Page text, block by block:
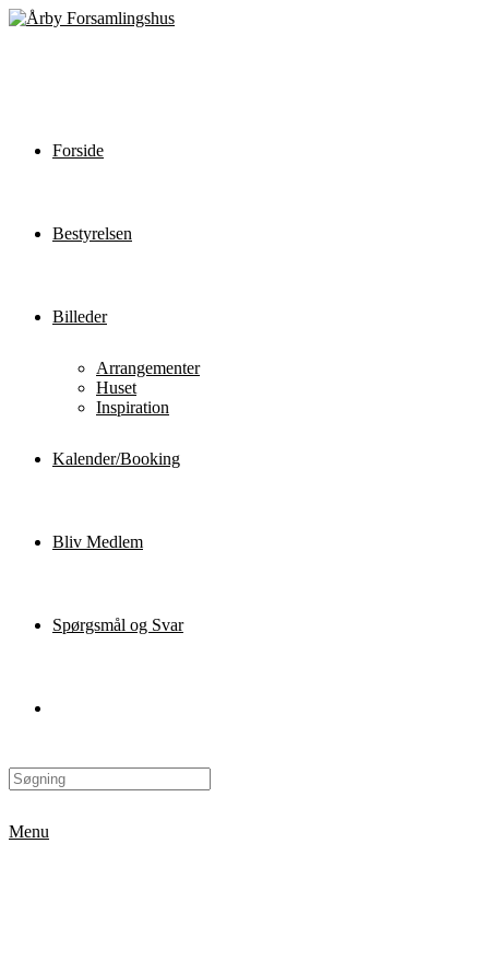
Forside
Bestyrelsen
Billeder
Arrangementer
Huset
Inspiration
Kalender/Booking
Bliv Medlem
Spørgsmål og Svar
Menu